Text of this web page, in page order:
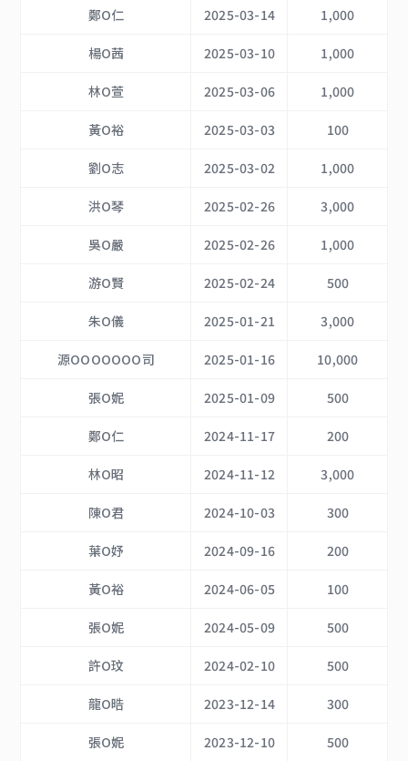
鄭O仁 2025-03-14 1,000
楊O茜 2025-03-10 1,000
林O萱 2025-03-06 1,000
黃O裕 2025-03-03 100
劉O志 2025-03-02 1,000
洪O琴 2025-02-26 3,000
吳O嚴 2025-02-26 1,000
游O賢 2025-02-24 500
朱O儀 2025-01-21 3,000
源OOOOOOO司 2025-01-16 10,000
張O妮 2025-01-09 500
鄭O仁 2024-11-17 200
林O昭 2024-11-12 3,000
陳O君 2024-10-03 300
葉O妤 2024-09-16 200
黃O裕 2024-06-05 100
張O妮 2024-05-09 500
許O玟 2024-02-10 500
龍O晧 2023-12-14 300
張O妮 2023-12-10 500